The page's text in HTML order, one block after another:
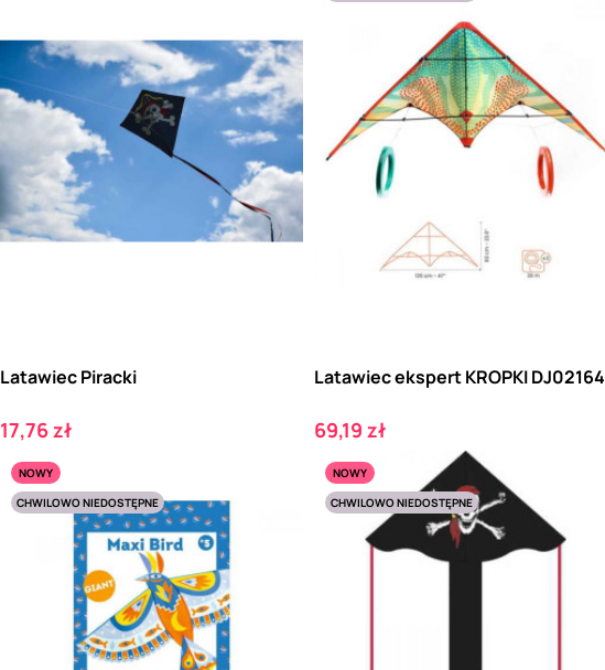
Latawiec Piracki
Cena
17,76 zł
Latawiec ekspert KROPKI DJ02164
Cena
69,19 zł
NOWY
CHWILOWO NIEDOSTĘPNE
NOWY
CHWILOWO NIEDOSTĘPNE